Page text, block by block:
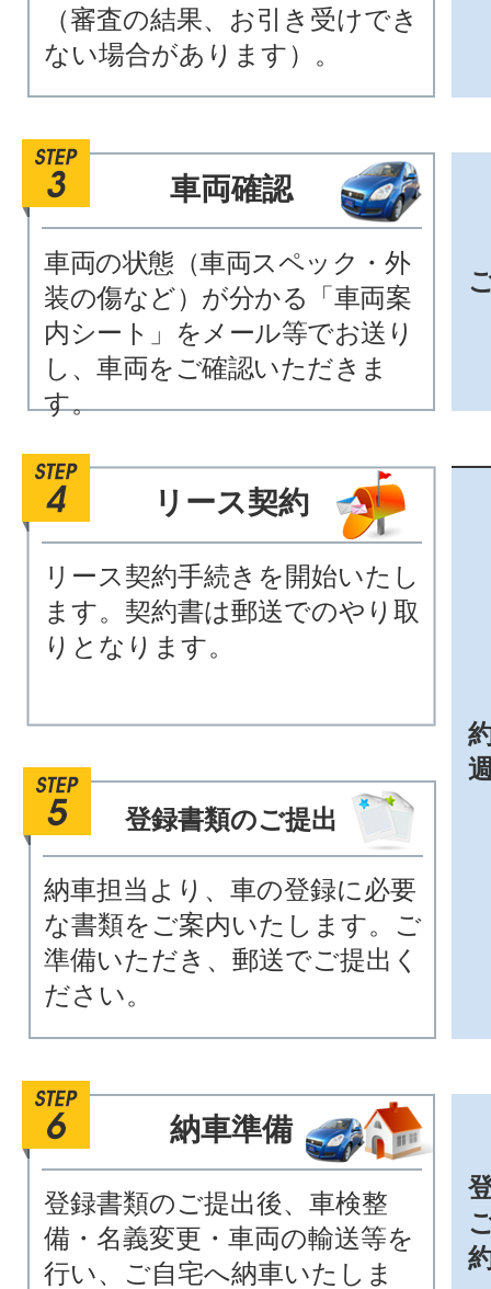
（審査の結果、お引き受けでき
ない場合があります）。
車両確認
車両の状態（車両スペック・外
装の傷など）が分かる「車両案
内シート」をメール等でお送り
し、車両をご確認いただきま
す。
リース契約
リース契約手続きを開始いたし
ます。契約書は郵送でのやり取
りとなります。
登録書類のご提出
納車担当より、車の登録に必要
な書類をご案内いたします。ご
準備いただき、郵送でご提出く
ださい。
納車準備
登録書類のご提出後、車検整
備・名義変更・車両の輸送等を
行い、ご自宅へ納車いたしま